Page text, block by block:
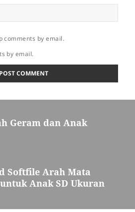
comments by email.
by email.
Geram dan Anak
Softfile Arah Mata
Anak SD Ukuran